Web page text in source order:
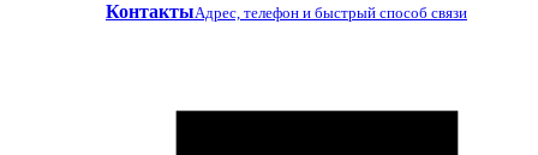
КонтактыАдрес, телефон и быстрый способ связи